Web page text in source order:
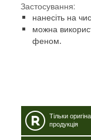
Застосування:
нанесіть на
можна
феном.
Тільки
продукція